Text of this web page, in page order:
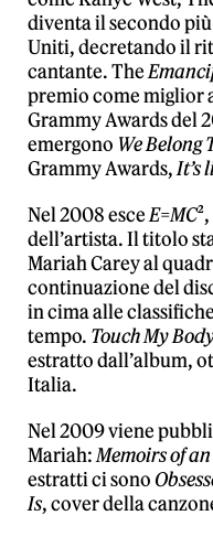
diventa il secondo
Uniti, decretando il
cantante. The
premio come miglior
Grammy Awards del
emergono We Belong
Grammy Awards,It’s
Nel 2008 esceE=MC
dell’artista. Il titolo
Mariah Carey al
continuazione del
in cima alle
tempo. Touch My
estratto dall’album,
Italia.
Nel 2009 viene
Mariah:Memoirs of
estratti ci sono
Is, cover della